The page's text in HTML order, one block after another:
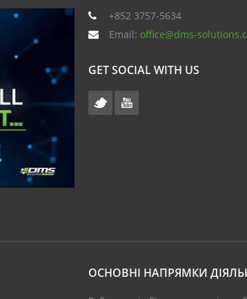
+852 3757-5634
Email: office@dms-
GET SOCIAL WITH US
ОСНОВНІ НАПРЯМКИ